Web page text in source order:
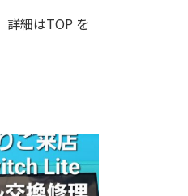
詳細はTOP を